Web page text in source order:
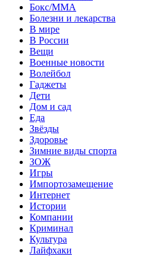
Бокс/MMA
Болезни и лекарства
В мире
В России
Вещи
Военные новости
Волейбол
Гаджеты
Дети
Дом и сад
Еда
Звёзды
Здоровье
Зимние виды спорта
ЗОЖ
Игры
Импортозамещение
Интернет
Истории
Компании
Криминал
Культура
Лайфхаки